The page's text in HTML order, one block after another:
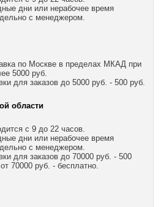
дни или нерабочее время
с менеджером.
по Москве в пределах МКАД при
5000 руб.
для заказов до 5000 руб. - 500 руб.
области
с 9 до 22 часов.
дни или нерабочее время
с менеджером.
для заказов до 70000 руб. - 500
70000 руб. - бесплатно.